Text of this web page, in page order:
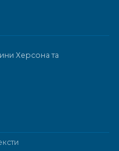
Херсона та